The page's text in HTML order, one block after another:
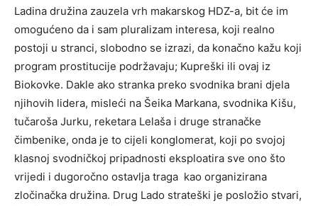
Ladina družina zauzela vrh makarskog HDZ-a, bit će im
omogućeno da i sam pluralizam interesa, koji realno
postoji u stranci, slobodno se izrazi, da konačno kažu koji
program prostitucije podržavaju; Kupreški ili ovaj iz
Biokovke. Dakle ako stranka preko svodnika brani djela
njihovih lidera, misleći na Šeika Markana, svodnika Kišu,
tučaroša Jurku, reketara Lelaša i druge stranačke
čimbenike, onda je to cijeli konglomerat, koji po svojoj
klasnoj svodničkoj pripadnosti eksploatira sve ono što
vrijedi i dugoročno ostavlja traga kao organizirana
zločinačka družina. Drug Lado strateški je posložio stvari,